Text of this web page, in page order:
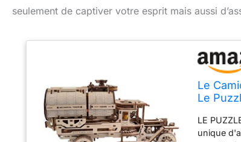
seulement de captiver votre esprit mais aussi
Le
Le
LE
unique